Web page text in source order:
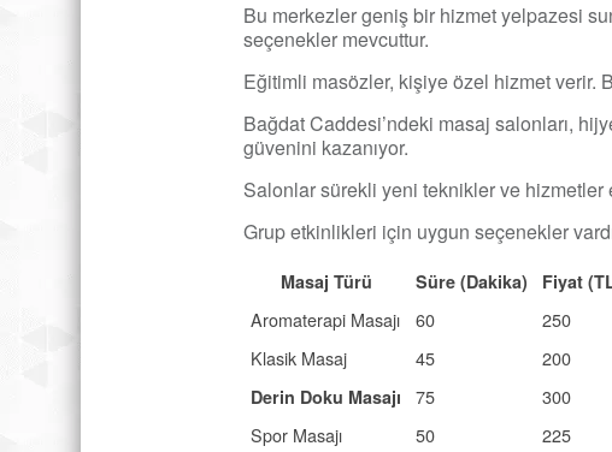
Bu merkezler geniş bir hizmet yelpazesi
seçenekler mevcuttur.
Eğitimli masözler, kişiye özel hizmet verir.
Bağdat Caddesi’ndeki masaj salonları,
güvenini kazanıyor.
Salonlar sürekli yeni teknikler ve
Grup etkinlikleri için uygun seçenekler
Masaj Türü Süre (Dakika) Fiyat
Aromaterapi Masajı 60
250
Klasik Masaj
45 200
Derin Doku Masajı 75
300
Spor Masajı
50 225